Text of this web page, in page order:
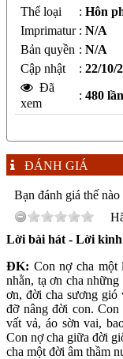
Thể loại
: Hôn
Imprimatur : N/A
Bản quyền : N/A
Cập nhật
: 22/10/
Đã
xem
: 480
ĐÁNH GIÁ
Bạn đánh giá thế
Lời bài hát - Lời
ĐK: Con nợ cha một
nhằn, tạ ơn cha
ơn, đời cha sương gió
đỡ nâng đời con.
vất vả, áo sờn vai,
Con nợ cha giữa đời
cha một đời âm thầm